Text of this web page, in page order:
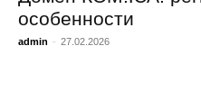
особенности
admin - 27.02.2026